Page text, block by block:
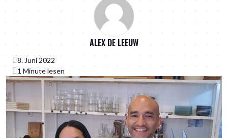
ALEX DE LEEUW
8. Juni 2022
1 Minute lesen